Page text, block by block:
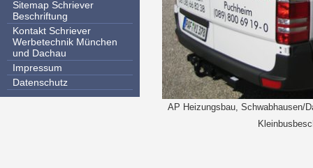
Sitemap Schriever
Beschriftung
Kontakt Schriever
Werbetechnik München
und Dachau
Impressum
Datenschutz
AP Heizungsbau, Schwabhausen/